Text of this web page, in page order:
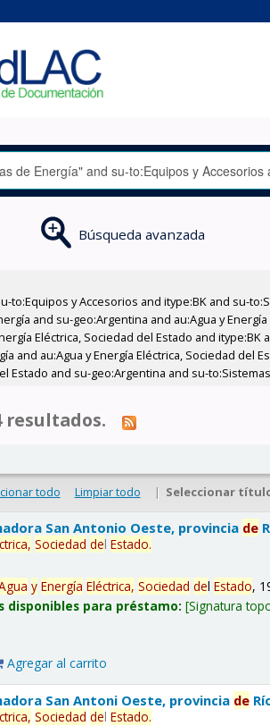
Búsqueda avanzada
y Accesorios and itype:BK and su-
and su-geo:Argentina and au:Agua y
Eléctrica, Sociedad del Estado and
and au:Agua y Energía Eléctrica, Sociedad del
and su-geo:Argentina and su-
resultados.
todo Limpiar todo | Seleccionar
San Antonio Oeste, provincia de
Sociedad delEstado.
y Energía Eléctrica, Sociedad delEstado,
disponibles para préstamo: Signatura
Agregar al carrito
San Antoni Oeste, provincia de
Sociedad delEstado.